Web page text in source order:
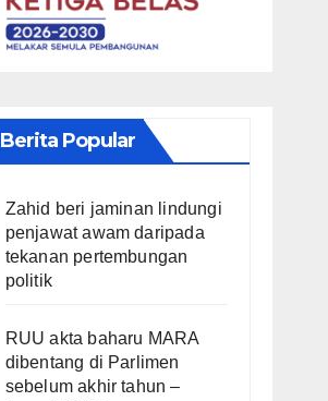
Berita Popular
Zahid beri jaminan lindungi
penjawat awam daripada
tekanan pertembungan
politik
RUU akta baharu MARA
dibentang di Parlimen
sebelum akhir tahun –